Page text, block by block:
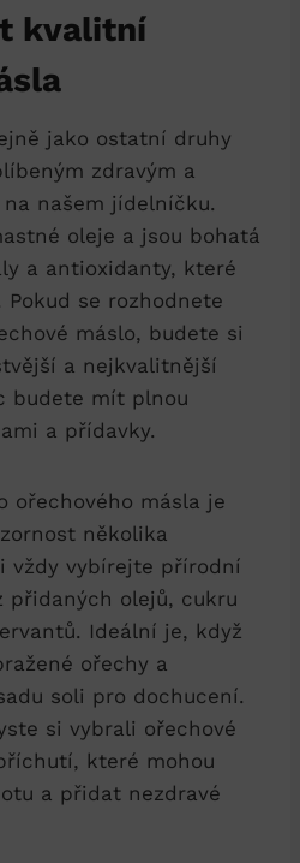
kvalitní
jako ostatní druhy
zdravým a
našem jídelníčku.
oleje a jsou bohatá
a antioxidanty, které
se rozhodnete
máslo, budete si
a nejkvalitnější
budete mít plnou
a přídavky.
ořechového másla je
několika
vždy vybírejte přírodní
přidaných olejů, cukru
Ideální je, když
ořechy a
soli pro dochucení.
si vybrali ořechové
které mohou
a přidat nezdravé